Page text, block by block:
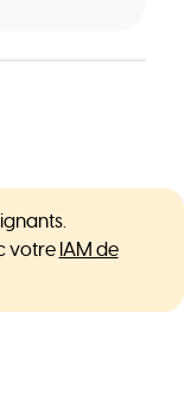
votre IAM de